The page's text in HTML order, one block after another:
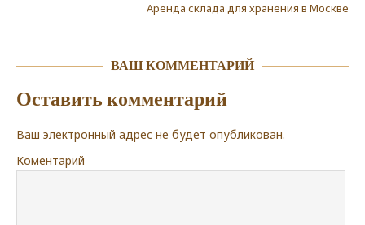
Аренда склада для хранения в Москве
ВАШ КОММЕНТАРИЙ
Оставить комментарий
Ваш электронный адрес не будет опубликован.
Коментарий